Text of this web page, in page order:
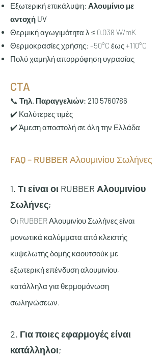
Εξωτερική επικάλυψη: Αλουμίνιο με
αντοχή UV
Θερμική αγωγιμότητα λ ≤ 0.038 W/mK
Θερμοκρασίες χρήσης: –50°C έως +110°C
Πολύ χαμηλή απορρόφηση υγρασίας
CTA
📞 Τηλ. Παραγγελιών: 210 5760786
✔️ Καλύτερες τιμές
✔️ Άμεση αποστολή σε όλη την Ελλάδα
FAQ – RUBBER Αλουμινίου Σωλήνες
1. Τι είναι οι RUBBER Αλουμινίου
Σωλήνες;
Οι RUBBER Αλουμινίου Σωλήνες είναι
μονωτικά καλύμματα από κλειστής
κυψελωτής δομής καουτσούκ με
εξωτερική επένδυση αλουμινίου,
κατάλληλα για θερμομόνωση
σωληνώσεων.
2. Για ποιες εφαρμογές είναι
κατάλληλοι;